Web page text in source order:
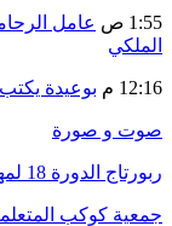
1:55 ص
عامل
الملكي
12:16 م بوعيدة
صوت و صورة
ربورتاج الدورة 18 لمهرجان صخور الرحامنة
جمعية كوكب